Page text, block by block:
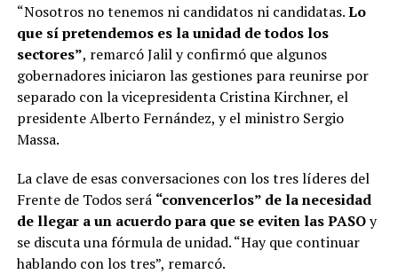
“Nosotros no tenemos ni candidatos ni candidatas.Lo
que sí pretendemos es la unidad de todos los
sectores”, remarcó Jalil y confirmó que algunos
gobernadores iniciaron las gestiones para reunirse por
separado con la vicepresidenta Cristina Kirchner, el
presidente Alberto Fernández, y el ministro Sergio
Massa.
La clave de esas conversaciones con los tres líderes del
Frente de Todos será “convencerlos” de la necesidad
de llegar a un acuerdo para que se eviten las PASOy
se discuta una fórmula de unidad. “Hay que continuar
hablando con los tres”, remarcó.